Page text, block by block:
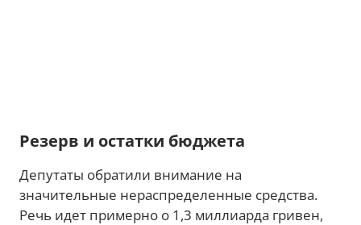
Резерв и остатки бюджета
Депутаты обратили внимание на
значительные нераспределенные средства.
Речь идет примерно о 1,3 миллиарда гривен,